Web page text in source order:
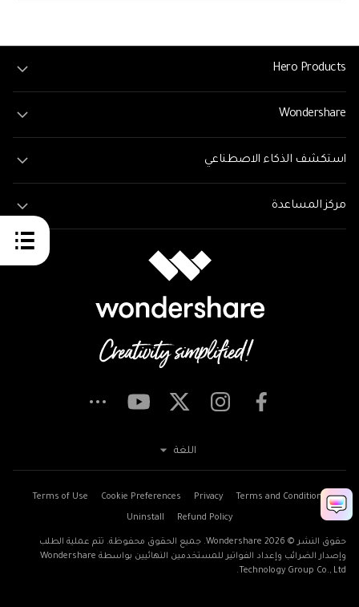
Hero Products
Wondershare
استكشف الذكاء الاصطناعي
مركز المساعدة
Terms and Conditions
Privacy
Cookie Preferences
Terms of Use
Refund Policy
Uninstall
حقوق النشر © 2026
Wondershare. جميع الحقوق محفوظة. تتم عملية الطلب
وإصدار الضرائب وإعداد الفواتير للمستخدمين النهائيين بواسطة Wondershare
Technology Group Co., Ltd.
اللغة